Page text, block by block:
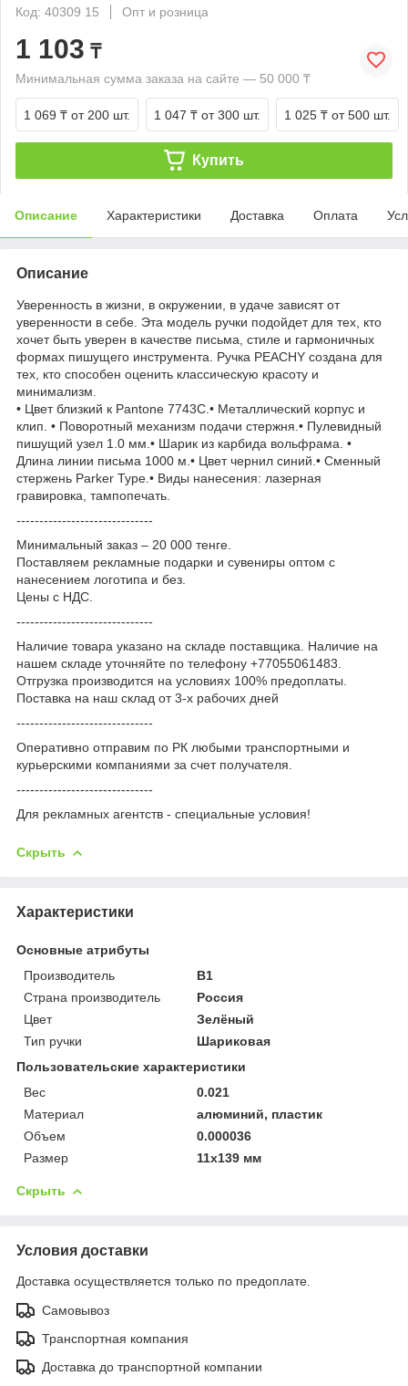
Код: 40309 15
Опт и розница
1 103 ₸
Минимальная сумма заказа на сайте — 50 000 ₸
1 069 ₸ от 200 шт. 1 047 ₸ от 300 шт. 1 025 ₸ от 500 шт.
Купить
Описание Характеристики Доставка Оплата
Описание
Уверенность в жизни, в окружении, в удаче зависят от
уверенности в себе. Эта модель ручки подойдет для тех, кто
хочет быть уверен в качестве письма, стиле и гармоничных
формах пишущего инструмента. Ручка PEACHY создана для
тех, кто способен оценить классическую красоту и
минимализм.
• Цвет близкий к Pantone 7743C.• Металлический корпус и
клип. • Поворотный механизм подачи стержня.• Пулевидный
пишущий узел 1.0 мм.• Шарик из карбида вольфрама. •
Длина линии письма 1000 м.• Цвет чернил синий.• Сменный
стержень Parker Type.• Виды нанесения: лазерная
гравировка, тампопечать.
------------------------------
Минимальный заказ – 20 000 тенге.
Поставляем рекламные подарки и сувениры оптом с
нанесением логотипа и без.
Цены с НДС.
------------------------------
Наличие товара указано на складе поставщика. Наличие на
нашем складе уточняйте по телефону +77055061483.
Отгрузка производится на условиях 100% предоплаты.
Поставка на наш склад от 3-x рабочих дней
------------------------------
Оперативно отправим по РК любыми транспортными и
курьерскими компаниями за счет получателя.
------------------------------
Для рекламных агентств - специальные условия!
Скрыть
Характеристики
Основные атрибуты
Производитель
B1
Страна производитель
Россия
Цвет
Зелёный
Тип ручки
Шариковая
Пользовательские характеристики
Вес
0.021
Материал
алюминий, пластик
Объем
0.000036
Размер
11х139 мм
Скрыть
Условия доставки
Доставка осуществляется только по предоплате.
Самовывоз
Транспортная компания
Доставка до транспортной компании